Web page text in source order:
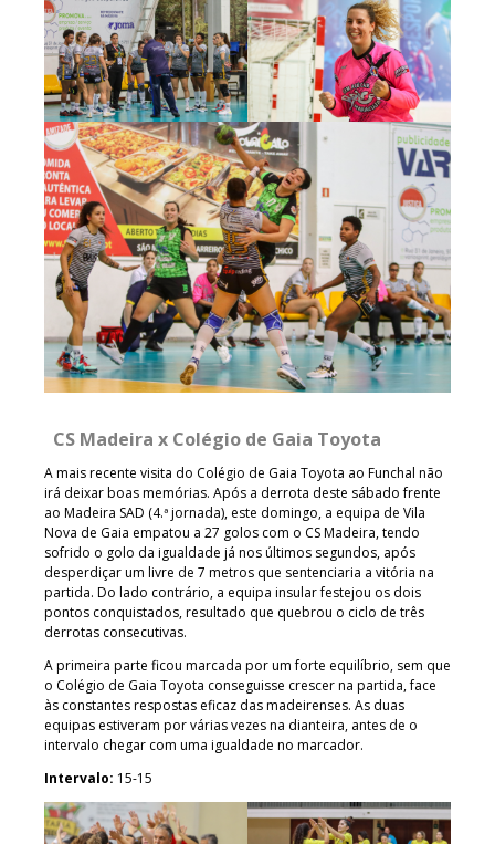
CS Madeira x Colégio de Gaia Toyota
A mais recente visita do Colégio de Gaia Toyota ao Funchal não
irá deixar boas memórias. Após a derrota deste sábado frente
ao Madeira SAD (4.ª jornada), este domingo, a equipa de Vila
Nova de Gaia empatou a 27 golos com o CS Madeira, tendo
sofrido o golo da igualdade já nos últimos segundos, após
desperdiçar um livre de 7 metros que sentenciaria a vitória na
partida. Do lado contrário, a equipa insular festejou os dois
pontos conquistados, resultado que quebrou o ciclo de três
derrotas consecutivas.
A primeira parte ficou marcada por um forte equilíbrio, sem que
o Colégio de Gaia Toyota conseguisse crescer na partida, face
às constantes respostas eficaz das madeirenses. As duas
equipas estiveram por várias vezes na dianteira, antes de o
intervalo chegar com uma igualdade no marcador.
Intervalo: 15-15